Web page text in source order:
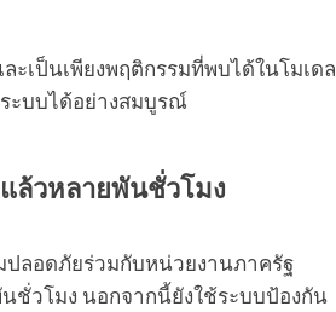
ะเป็นเพียงพฤติกรรมที่พบได้ในโมเดล
ะบบได้อย่างสมบูรณ์
ล้วหลายพันชั่วโมง
ปลอดภัยร่วมกับหน่วยงานภาครัฐ
วโมง นอกจากนี้ยังใช้ระบบป้องกัน